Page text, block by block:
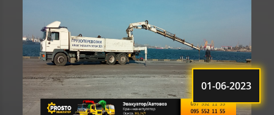
01-06-2023